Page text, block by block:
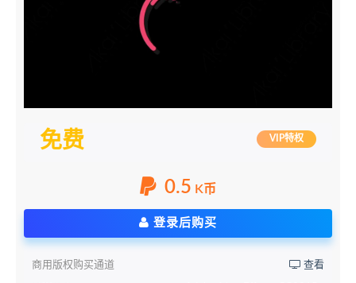
免费 VIP特权
0.5 K币
登录后购买
商用版权购买通道 查看